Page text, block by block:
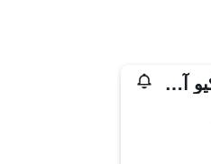
فور سيزونز هوتل طوكيو آت مارونوتشي